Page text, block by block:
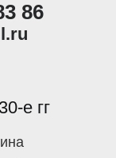
86
е гг